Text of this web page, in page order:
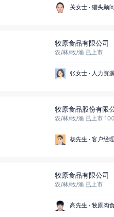
关女士 ·猎头顾问
牧原食品有限公司
农/林/牧/渔 已上市
张女士 ·人力资源伙伴
牧原食品股份有限
农/林/牧/渔 已上市
杨先生 ·客户经理
牧原食品有限公司
农/林/牧/渔 已上市
高先生 ·牧原肉食招聘